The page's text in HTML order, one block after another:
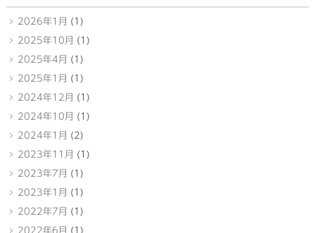
2026年1月 (1)
2025年10月 (1)
2025年4月 (1)
2025年1月 (1)
2024年12月 (1)
2024年10月 (1)
2024年1月 (2)
2023年11月 (1)
2023年7月 (1)
2023年1月 (1)
2022年7月 (1)
2022年6月 (1)